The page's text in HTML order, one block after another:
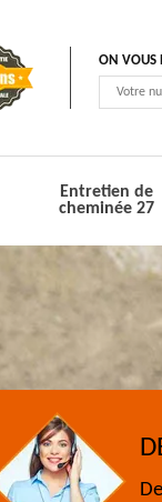
ON VOUS
Entretien de
cheminée 27